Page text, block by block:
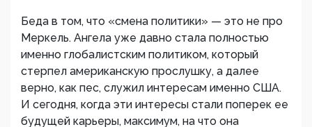
Беда в том, что «смена политики» — это не про
Меркель. Ангела уже давно стала полностью
именно глобалистским политиком, который
стерпел американскую прослушку, а далее
верно, как пес, служил интересам именно США.
И сегодня, когда эти интересы стали поперек ее
будущей карьеры, максимум, на что она